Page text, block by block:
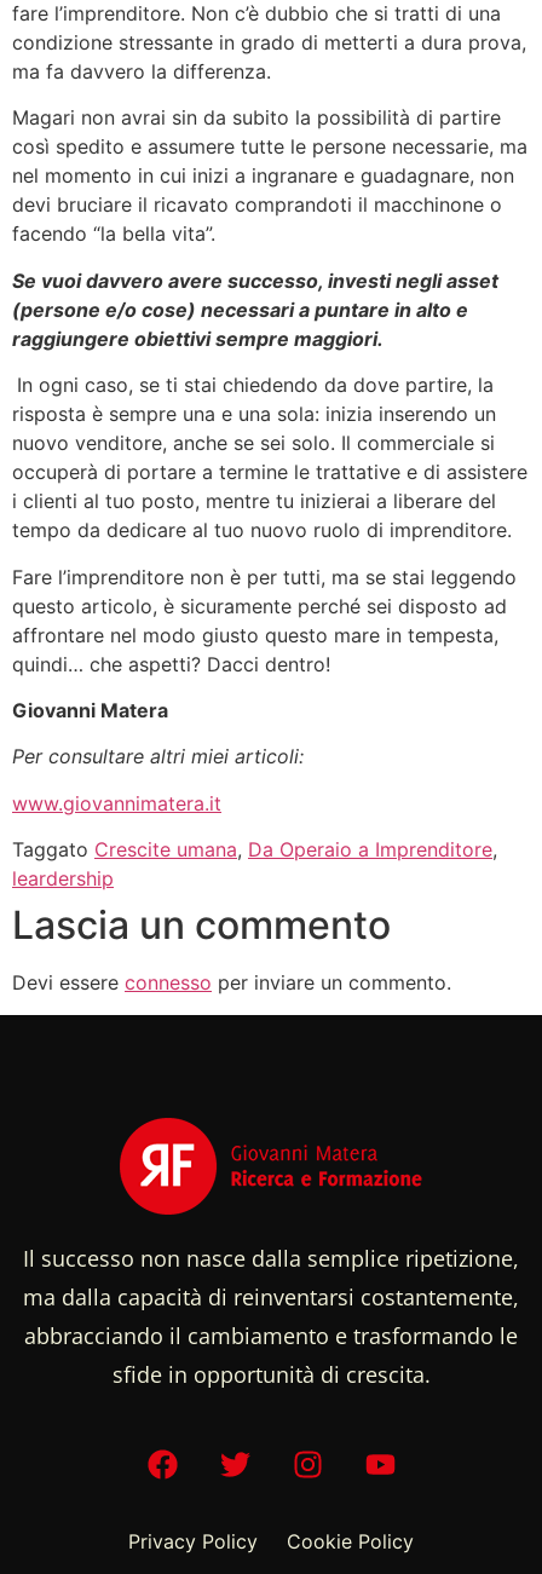
fare l’imprenditore. Non c’è dubbio che si tratti di una
condizione stressante in grado di metterti a dura prova,
ma fa davvero la differenza.
Magari non avrai sin da subito la possibilità di partire
così spedito e assumere tutte le persone necessarie, ma
nel momento in cui inizi a ingranare e guadagnare, non
devi bruciare il ricavato comprandoti il macchinone o
facendo “la bella vita”.
Se vuoi davvero avere successo, investi negli asset
(persone e/o cose) necessari a puntare in alto e
raggiungere obiettivi sempre maggiori.
In ogni caso, se ti stai chiedendo da dove partire, la
risposta è sempre una e una sola: inizia inserendo un
nuovo venditore, anche se sei solo. Il commerciale si
occuperà di portare a termine le trattative e di assistere
i clienti al tuo posto, mentre tu inizierai a liberare del
tempo da dedicare al tuo nuovo ruolo di imprenditore.
Fare l’imprenditore non è per tutti, ma se stai leggendo
questo articolo, è sicuramente perché sei disposto ad
affrontare nel modo giusto questo mare in tempesta,
quindi… che aspetti? Dacci dentro!
Giovanni Matera
Per consultare altri miei articoli:
www.giovannimatera.it
Taggato Crescite umana, Da Operaio a Imprenditore,
leardership
Lascia un commento
Devi essere connesso per inviare un commento.
Il successo non nasce dalla semplice ripetizione,
ma dalla capacità di reinventarsi costantemente,
abbracciando il cambiamento e trasformando le
sfide in opportunità di crescita.
Privacy Policy
Cookie Policy